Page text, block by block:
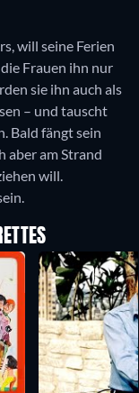
will seine Ferien
Frauen ihn nur
sie ihn auch als
– und tauscht
Bald fängt sein
aber am Strand
will.